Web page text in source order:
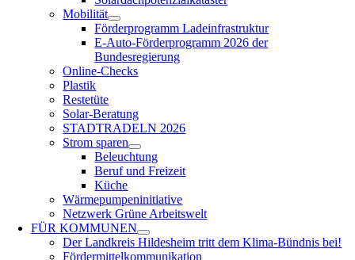
Mobilität
Förderprogramm Ladeinfrastruktur
E-Auto-Förderprogramm 2026 der
Bundesregierung
Online-Checks
Plastik
Restetüte
Solar-Beratung
STADTRADELN 2026
Strom sparen
Beleuchtung
Beruf und Freizeit
Küche
Wärmepumpeninitiative
Netzwerk Grüne Arbeitswelt
FÜRKOMMUNEN
Der Landkreis Hildesheim tritt dem Klima-Bündnis bei!
Fördermittelkommunikation